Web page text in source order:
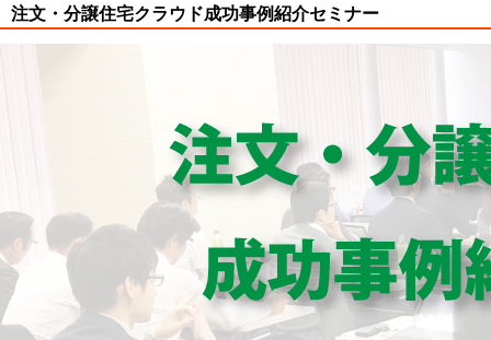
注文・分譲住宅クラウド成功事例紹介セミナー